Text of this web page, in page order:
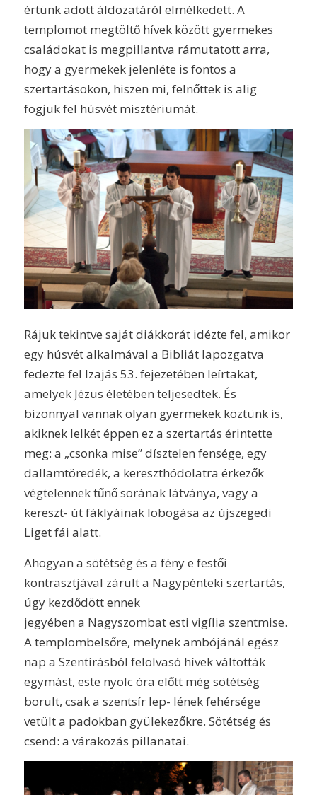
értünk adott áldozatáról elmélkedett. A
templomot megtöltő hívek között gyermekes
családokat is megpillantva rámutatott arra,
hogy a gyermekek jelenléte is fontos a
szertartásokon, hiszen mi, felnőttek is alig
fogjuk fel húsvét misztériumát.
Rájuk tekintve saját diákkorát idézte fel, amikor
egy húsvét alkalmával a Bibliát lapozgatva
fedezte fel Izajás 53. fejezetében leírtakat,
amelyek Jézus életében teljesedtek. És
bizonnyal vannak olyan gyermekek köztünk is,
akiknek lelkét éppen ez a szertartás érintette
meg: a „csonka mise” dísztelen fensége, egy
dallamtöredék, a kereszthódolatra érkezők
végtelennek tűnő sorának látványa, vagy a
kereszt- út fáklyáinak lobogása az újszegedi
Liget fái alatt.
Ahogyan a sötétség és a fény e festői
kontrasztjával zárult a Nagypénteki szertartás,
úgy kezdődött ennek
jegyében a Nagyszombat esti vigília szentmise.
A templombelsőre, melynek ambójánál egész
nap a Szentírásból felolvasó hívek váltották
egymást, este nyolc óra előtt még sötétség
borult, csak a szentsír lep- lének fehérsége
vetült a padokban gyülekezőkre. Sötétség és
csend: a várakozás pillanatai.